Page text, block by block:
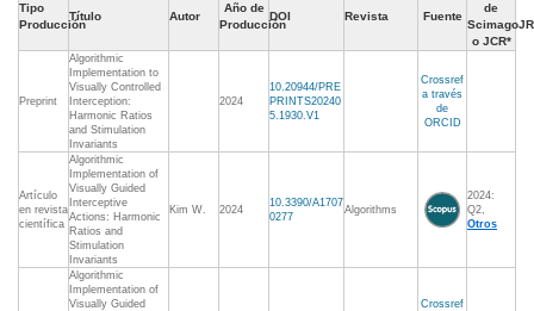
Tipo
Producción
Título Autor
Año de
Producción
DOI Revista Fuente
de
ScimagoJR
o JCR*
Preprint
Algorithmic
Implementation to
Visually Controlled
Interception:
Harmonic Ratios
and Stimulation
Invariants
2024
10.20944/PRE
PRINTS20240
5.1930.V1
Crossref
a través
de
ORCID
Artículo
en revista
científica
Algorithmic
Implementation of
Visually Guided
Interceptive
Actions: Harmonic
Ratios and
Stimulation
Invariants
Kim W. 2024
10.3390/A1707
0277
Algorithms
2024:
Q2,
Otros
Algorithmic
Implementation of
Visually Guided
Crossref